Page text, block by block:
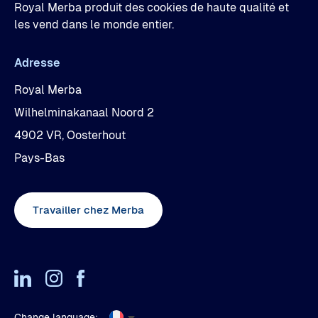
Royal Merba produit des cookies de haute qualité et
les vend dans le monde entier.
Adresse
Royal Merba
Wilhelminakanaal Noord 2
4902 VR, Oosterhout
Pays-Bas
Travailler chez Merba